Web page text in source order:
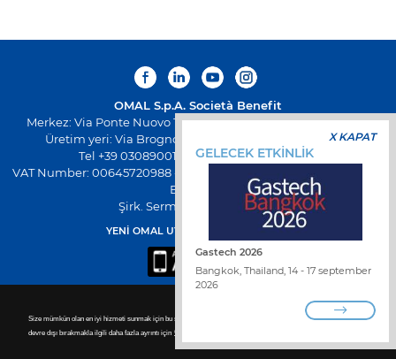
Size mümkün olan en iyi hizmeti sunmak için bu site çerezleri kullanır. Zorunlu olmayan tanımlama bilgilerini
devre dışı bırakmakla ilgili daha fazla ayrıntı için Cookie policy.
OMAL S.p.A. Società Benefit
Merkez: Via Ponte Nuovo 11, Rodengo Saiano (Brescia) Italya
Üretim yeri: Via Brognolo 12, Passirano (Brescia) Italya
Tel +39 0308900145 Faks +39 0308900423
VAT Number: 00645720988 - Fiscal Code: 01661640175 - Sicil REA
BS-258271
Şirk. Serm. € 500.000,00 I.V
YENİ OMAL UYGULAMASINI İNDİRİN
DİSTRİBÜTÖR BULUN
X KAPAT
GELECEK ETKİNLİK
Gastech 2026
Bangkok, Thailand, 14 - 17 september
2026